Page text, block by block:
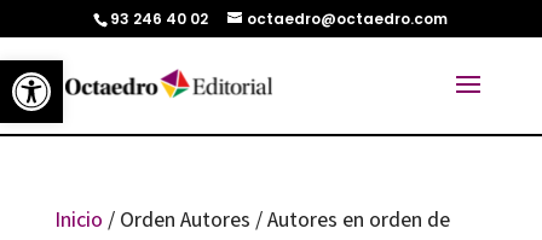
Abrir barra de herramientas
93 246 40 02 octaedro@octaedro.com
Inicio / Orden Autores / Autores en orden de